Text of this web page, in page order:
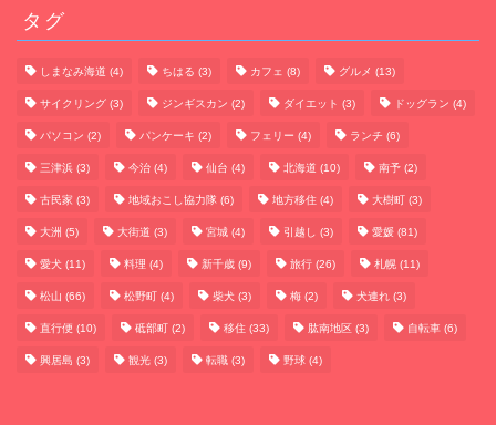
タグ
しまなみ海道 (4) ちはる (3) カフェ (8) グルメ (13)
サイクリング (3) ジンギスカン (2) ダイエット (3) ドッグラン (4)
パソコン (2) パンケーキ (2) フェリー (4) ランチ (6)
三津浜 (3) 今治 (4) 仙台 (4) 北海道 (10) 南予 (2)
古民家 (3) 地域おこし協力隊 (6) 地方移住 (4) 大樹町 (3)
大洲 (5) 大街道 (3) 宮城 (4) 引越し (3) 愛媛 (81)
愛犬 (11) 料理 (4) 新千歳 (9) 旅行 (26) 札幌 (11)
松山 (66) 松野町 (4) 柴犬 (3) 梅 (2) 犬連れ (3)
直行便 (10) 砥部町 (2) 移住 (33) 肱南地区 (3) 自転車 (6)
興居島 (3) 観光 (3) 転職 (3) 野球 (4)